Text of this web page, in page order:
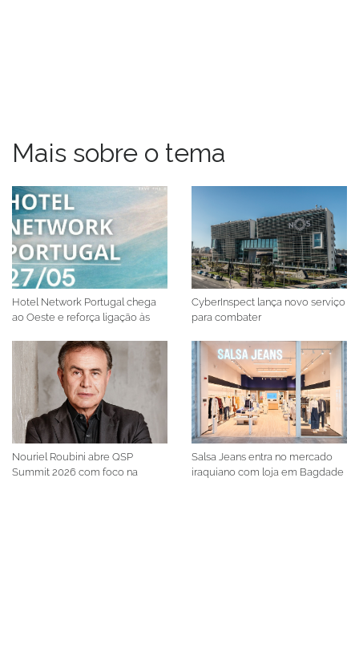
Mais sobre o tema
Hotel Network Portugal chega
ao Oeste e reforça ligação às
CyberInspect lança novo serviço
para combater
identidade digital
Nouriel Roubini abre QSP
Summit 2026 com foco na
Salsa Jeans entra no mercado
iraquiano com loja em Bagdade